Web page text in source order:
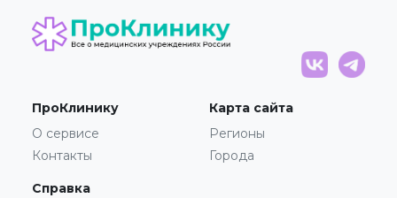
ПроКлинику
О сервисе
Контакты
Карта сайта
Регионы
Города
Справка